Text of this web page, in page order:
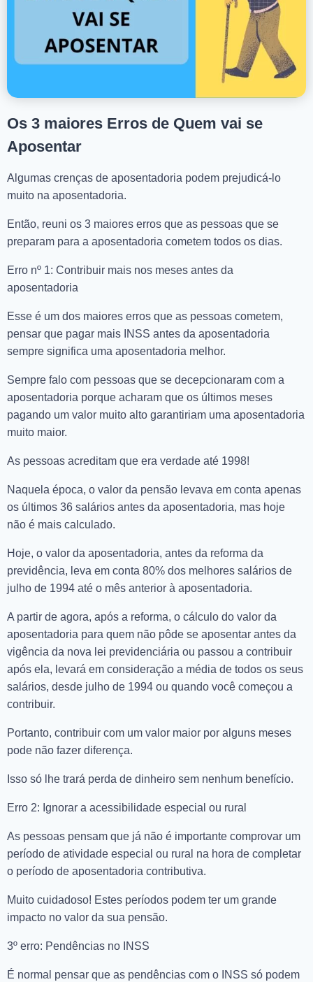
Os 3 maiores Erros de Quem vai se
Aposentar
Algumas crenças de aposentadoria podem prejudicá-lo
muito na aposentadoria.
Então, reuni os 3 maiores erros que as pessoas que se
preparam para a aposentadoria cometem todos os dias.
Erro nº 1: Contribuir mais nos meses antes da
aposentadoria
Esse é um dos maiores erros que as pessoas cometem,
pensar que pagar mais INSS antes da aposentadoria
sempre significa uma aposentadoria melhor.
Sempre falo com pessoas que se decepcionaram com a
aposentadoria porque acharam que os últimos meses
pagando um valor muito alto garantiriam uma aposentadoria
muito maior.
As pessoas acreditam que era verdade até 1998!
Naquela época, o valor da pensão levava em conta apenas
os últimos 36 salários antes da aposentadoria, mas hoje
não é mais calculado.
Hoje, o valor da aposentadoria, antes da reforma da
previdência, leva em conta 80% dos melhores salários de
julho de 1994 até o mês anterior à aposentadoria.
A partir de agora, após a reforma, o cálculo do valor da
aposentadoria para quem não pôde se aposentar antes da
vigência da nova lei previdenciária ou passou a contribuir
após ela, levará em consideração a média de todos os seus
salários, desde julho de 1994 ou quando você começou a
contribuir.
Portanto, contribuir com um valor maior por alguns meses
pode não fazer diferença.
Isso só lhe trará perda de dinheiro sem nenhum benefício.
Erro 2: Ignorar a acessibilidade especial ou rural
As pessoas pensam que já não é importante comprovar um
período de atividade especial ou rural na hora de completar
o período de aposentadoria contributiva.
Muito cuidadoso! Estes períodos podem ter um grande
impacto no valor da sua pensão.
3º erro: Pendências no INSS
É normal pensar que as pendências com o INSS só podem